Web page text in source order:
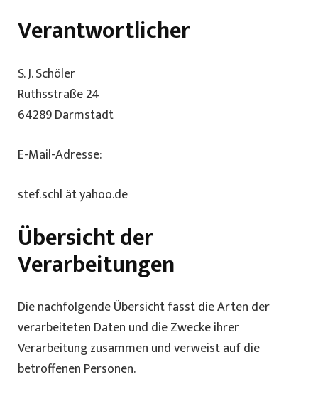
Verantwortlicher
S. J. Schöler
Ruthsstraße 24
64289 Darmstadt
E-Mail-Adresse:
stef.schl ät yahoo.de
Übersicht der
Verarbeitungen
Die nachfolgende Übersicht fasst die Arten der
verarbeiteten Daten und die Zwecke ihrer
Verarbeitung zusammen und verweist auf die
betroffenen Personen.